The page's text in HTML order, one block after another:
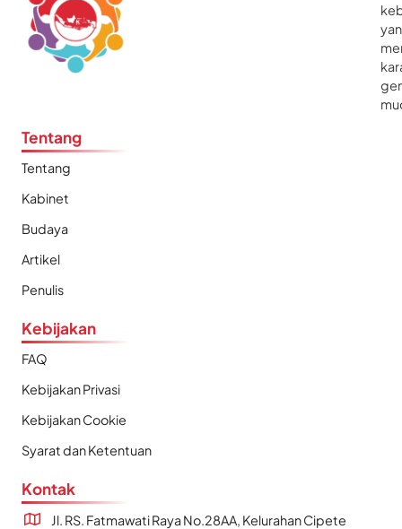
Tentang
Tentang
Kabinet
Budaya
Artikel
Penulis
Kebijakan
FAQ
Kebijakan Privasi
Kebijakan Cookie
Syarat dan Ketentuan
Kontak
Jl. RS. Fatmawati Raya No.28AA, Kelurahan Cipete